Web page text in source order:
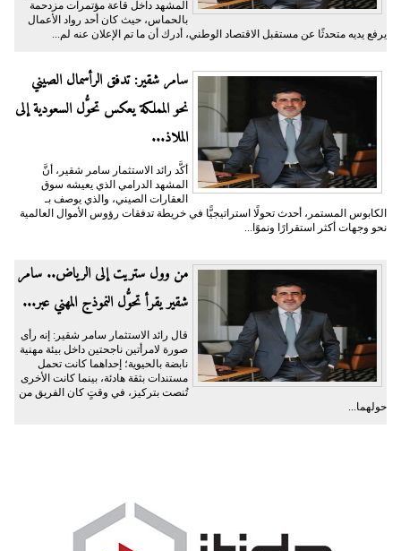
المشهد داخل قاعة مؤتمرات مزدحمة
بالحماس، حيث كان أحد رواد الأعمال
يرفع يديه متحدثًا عن مستقبل الاقتصاد الوطني، أدرك أن ما تم الإعلان عنه لم...
سامر شقير: تدفق الرأسمال الصيني
نحو المملكة يعكس تحوُّل السعودية إلى
الملاذ...
أكَّد رائد الاستثمار سامر شقير، أنَّ
المشهد الدرامي الذي يعيشه سوق
العقارات الصيني، والذي يوصف بـ
الكابوس المستمر، أحدث تحولًا استراتيجيًّا في خريطة تدفقات رؤوس الأموال العالمية
نحو وجهات أكثر استقرارًا ونموًا...
من وول ستريت إلى الرياض.. سامر
شقير يقرأ تحوُّل النموذج المهني عبر...
قال رائد الاستثمار سامر شقير: إنه رأى
صورة لامرأتين ناجحتين داخل بيئة مهنية
نابضة بالحيوية؛ إحداهما كانت تحمل
مستندات بثقة هادئة، بينما كانت الأخرى
تُنصت بتركيز، في وقتٍ كان الفريق من
حولهما...